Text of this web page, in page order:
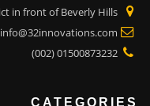
in front of Beverly Hills
info@32innovations.com
01500873232 (002)
CATEGORIES